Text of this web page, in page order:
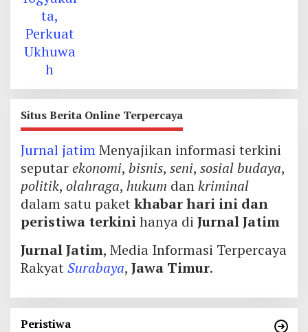
Situs Berita Online Terpercaya
Jurnal jatimMenyajikan informasi terkini
seputarekonomi, bisnis, seni, sosial budaya,
politik, olahraga, hukum dankriminal
dalam satu paketkhabar hari ini dan
peristiwa terkinihanya di Jurnal Jatim
Jurnal Jatim, Media Informasi Terpercaya
RakyatSurabaya, Jawa Timur.
Peristiwa